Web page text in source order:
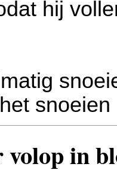
hij
volop in